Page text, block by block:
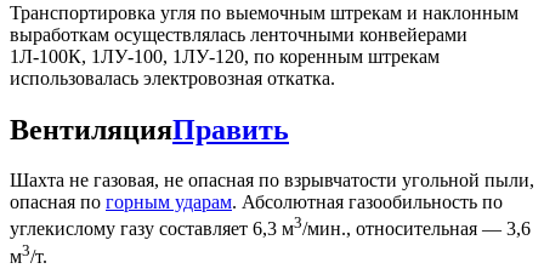
Транспортировка угля по выемочным штрекам и наклонным
выработкам осуществлялась ленточными конвейерами
1Л-100К, 1ЛУ-100, 1ЛУ-120, по коренным штрекам
использовалась электровозная откатка.
ВентиляцияПравить
Шахта не газовая, не опасная по взрывчатости угольной пыли,
опасная по горным ударам. Абсолютная газообильность по
углекислому газу составляет 6,3 м3/мин., относительная — 3,6
м3/т.